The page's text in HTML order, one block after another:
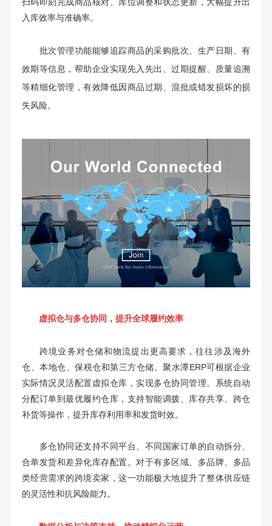
入库效率与准确率。
批次管理功能能够追踪商品的采购批次、生产日期、有
效期等信息，帮助企业实现先入先出、过期提醒、质量追溯
等精细化管理，有效降低因商品过期、混批或错发损坏的损
失风险。
虚拟仓与多仓协同，提升全球履约效率
跨境业务对仓储和物流提出更高要求，往往涉及海外
仓、本地仓、保税仓和第三方仓储。聚水潭ERP可根据企业
实际情况灵活配置虚拟仓库，实现多仓协同管理。系统自动
分配订单到最优履约仓库，支持智能调拨、库存共享、跨仓
补货等操作，提升库存利用率和发货时效。
多仓协同还支持不同平台、不同国家订单的自动拆分、
合单发货和差异化库存配置。对于有多区域、多品牌、多品
类经营需求的跨境卖家，这一功能极大地提升了整体供应链
的灵活性和抗风险能力。